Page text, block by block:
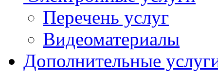
Перечень услуг
Видеоматериалы
Дополнительные